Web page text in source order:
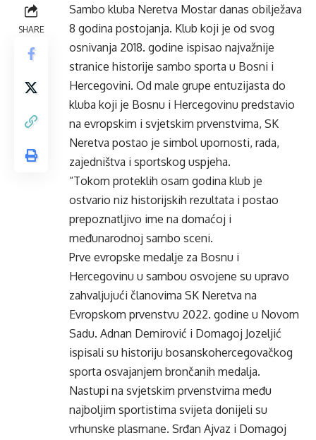
SHARE
Sambo kluba Neretva Mostar danas obilježava
8 godina postojanja. Klub koji je od svog
osnivanja 2018. godine ispisao najvažnije
stranice historije sambo sporta u Bosni i
Hercegovini. Od male grupe entuzijasta do
kluba koji je Bosnu i Hercegovinu predstavio
na evropskim i svjetskim prvenstvima, SK
Neretva postao je simbol upornosti, rada,
zajedništva i sportskog uspjeha.
“Tokom proteklih osam godina klub je
ostvario niz historijskih rezultata i postao
prepoznatljivo ime na domaćoj i
međunarodnoj sambo sceni.
Prve evropske medalje za Bosnu i
Hercegovinu u sambou osvojene su upravo
zahvaljujući članovima SK Neretva na
Evropskom prvenstvu 2022. godine u Novom
Sadu. Adnan Demirović i Domagoj Jozeljić
ispisali su historiju bosanskohercegovačkog
sporta osvajanjem brončanih medalja.
Nastupi na svjetskim prvenstvima među
najboljim sportistima svijeta donijeli su
vrhunske plasmane. Srđan Ajvaz i Domagoj